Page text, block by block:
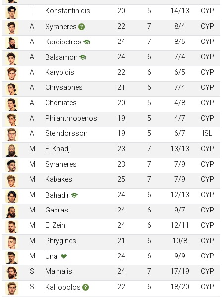
T
Konstantinidis 20 5 14/13
CYP
A
Syraneres 22 7 8/4
CYP
A
Kardipetros 24 7 8/5
CYP
A
Balsamon 24 6 7/4
CYP
A
Karypidis 22 6 6/5
CYP
A
Chrysaphes 21 6 7/4
CYP
A
Choniates 20 5 4/8
CYP
A
Philanthropenos 19 5 4/7
CYP
A
Steindorsson 19 5 6/7
ISL
M
El Khadj 23 7 13/13
CYP
M
Syraneres 23 7 7/9
CYP
M
Kabakes 25 7 7/9
CYP
M
Bahadir 24 6 12/13
CYP
M
Gabras 24 6 9/7
CYP
M
El Zein 24 6 12/11
CYP
M
Phrygines 21 6 10/8
CYP
M
Ünal 24 6 9/9
CYP
S
Mamalis 24 7 17/19
CYP
S
Kalliopolos 22 6 18/20
CYP